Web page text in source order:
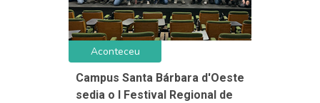
Aconteceu
Campus Santa Bárbara d'Oeste
sedia o I Festival Regional de